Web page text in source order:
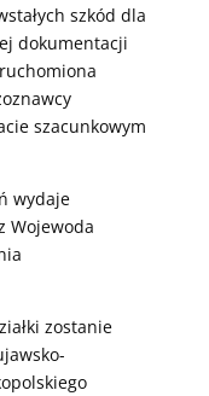
szkód dla
dokumentacji
szacunkowym
wydaje
Wojewoda
zostanie